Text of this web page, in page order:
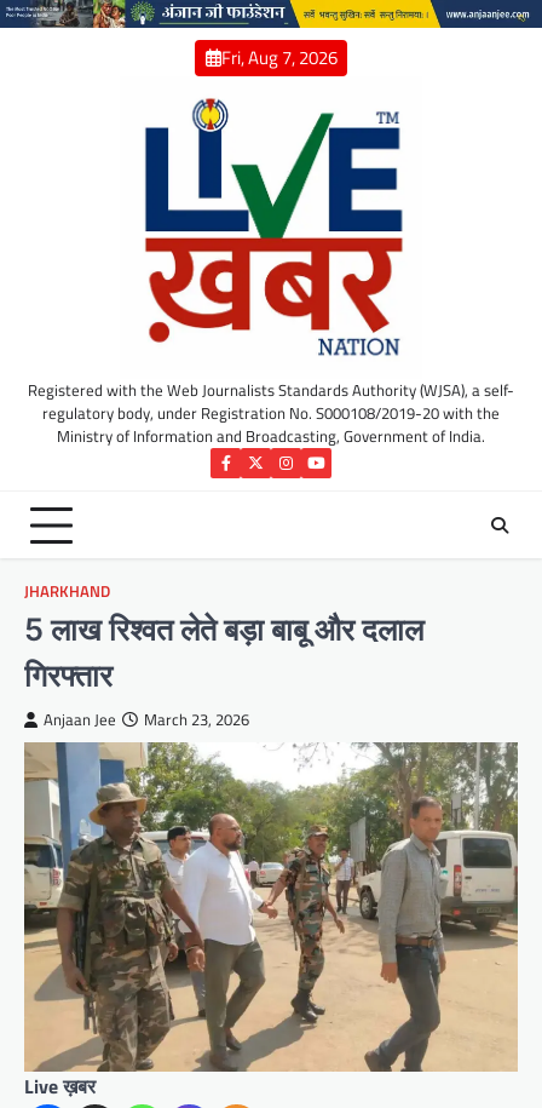
Skip
Fri, Aug 7, 2026
Registered with the Web Journalists Standards Authority (WJSA), a self-
regulatory body, under Registration No. S000108/2019-20 with the
Ministry of Information and Broadcasting, Government of India.
Facebook
TwitterInstagram
YouTube
JHARKHAND
5 लाख रिश्वत लेते बड़ा बाबू और दलाल
गिरफ्तार
Anjaan Jee March 23, 2026
Live ख़बर